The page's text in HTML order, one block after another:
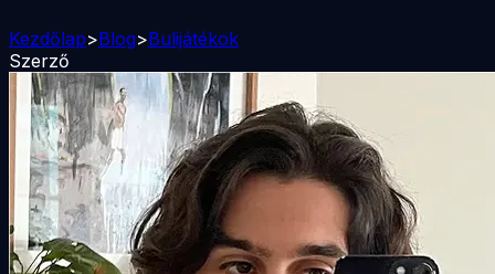
Kezdőlap>Blog>Bulijátékok
Szerző